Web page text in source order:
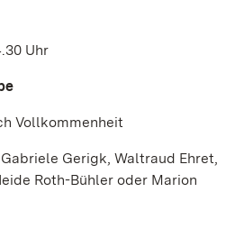
Uhr
Vollkommenheit
Gerigk, Waltraud Ehret,
Roth-Bühler oder Marion